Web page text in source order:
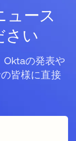
ュース
さい
の発表や
皆様に直接
で開く